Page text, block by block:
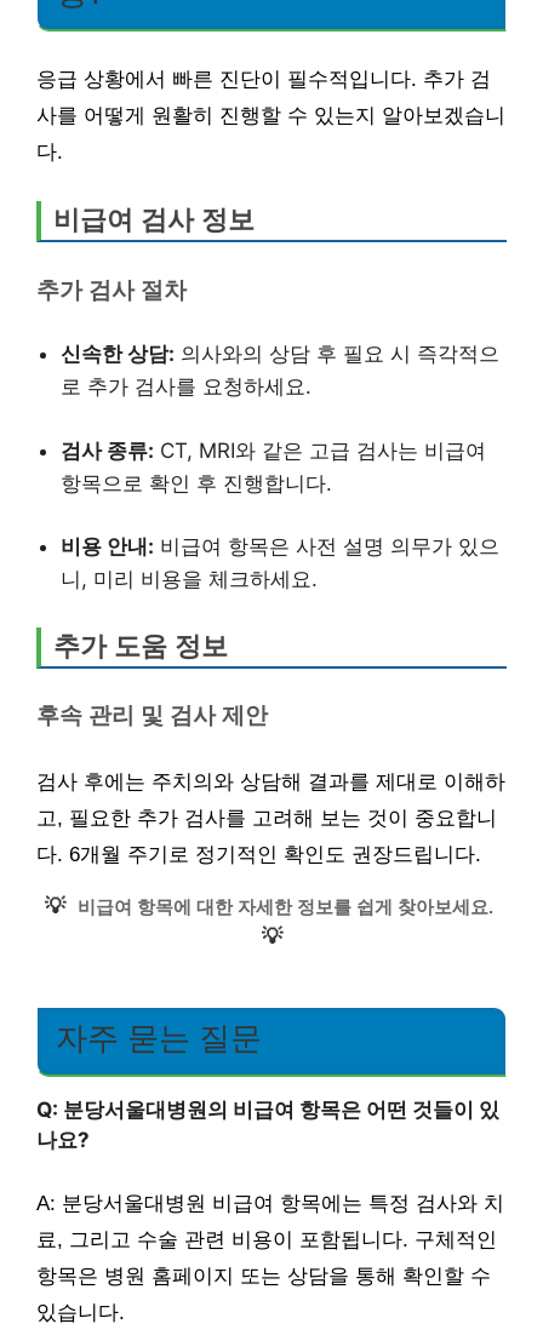
응급 상황에서 빠른 진단이 필수적입니다. 추가 검
사를 어떻게 원활히 진행할 수 있는지 알아보겠습니
다.
비급여 검사 정보
추가 검사 절차
신속한 상담: 의사와의 상담 후 필요 시 즉각적으
로 추가 검사를 요청하세요.
검사 종류: CT, MRI와 같은 고급 검사는 비급여
항목으로 확인 후 진행합니다.
비용 안내: 비급여 항목은 사전 설명 의무가 있으
니, 미리 비용을 체크하세요.
추가 도움 정보
후속 관리 및 검사 제안
검사 후에는 주치의와 상담해 결과를 제대로 이해하
고, 필요한 추가 검사를 고려해 보는 것이 중요합니
다. 6개월 주기로 정기적인 확인도 권장드립니다.
💡 비급여 항목에 대한 자세한 정보를 쉽게 찾아보세요.
💡
자주 묻는 질문
Q: 분당서울대병원의 비급여 항목은 어떤 것들이 있
나요?
A: 분당서울대병원 비급여 항목에는 특정 검사와 치
료, 그리고 수술 관련 비용이 포함됩니다. 구체적인
항목은 병원 홈페이지 또는 상담을 통해 확인할 수
있습니다.